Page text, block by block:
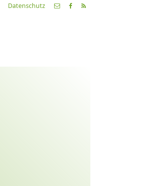
Datenschutz